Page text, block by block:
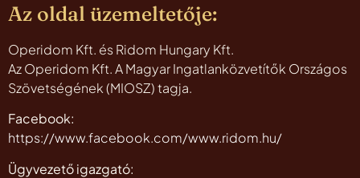
Az oldal üzemeltetője:
Operidom Kft. és Ridom Hungary Kft.
Az Operidom Kft. A Magyar Ingatlanközvetítők Országos
Szövetségének (MIOSZ) tagja.
Facebook:
https://www.facebook.com/www.ridom.hu/
Ügyvezető igazgató: